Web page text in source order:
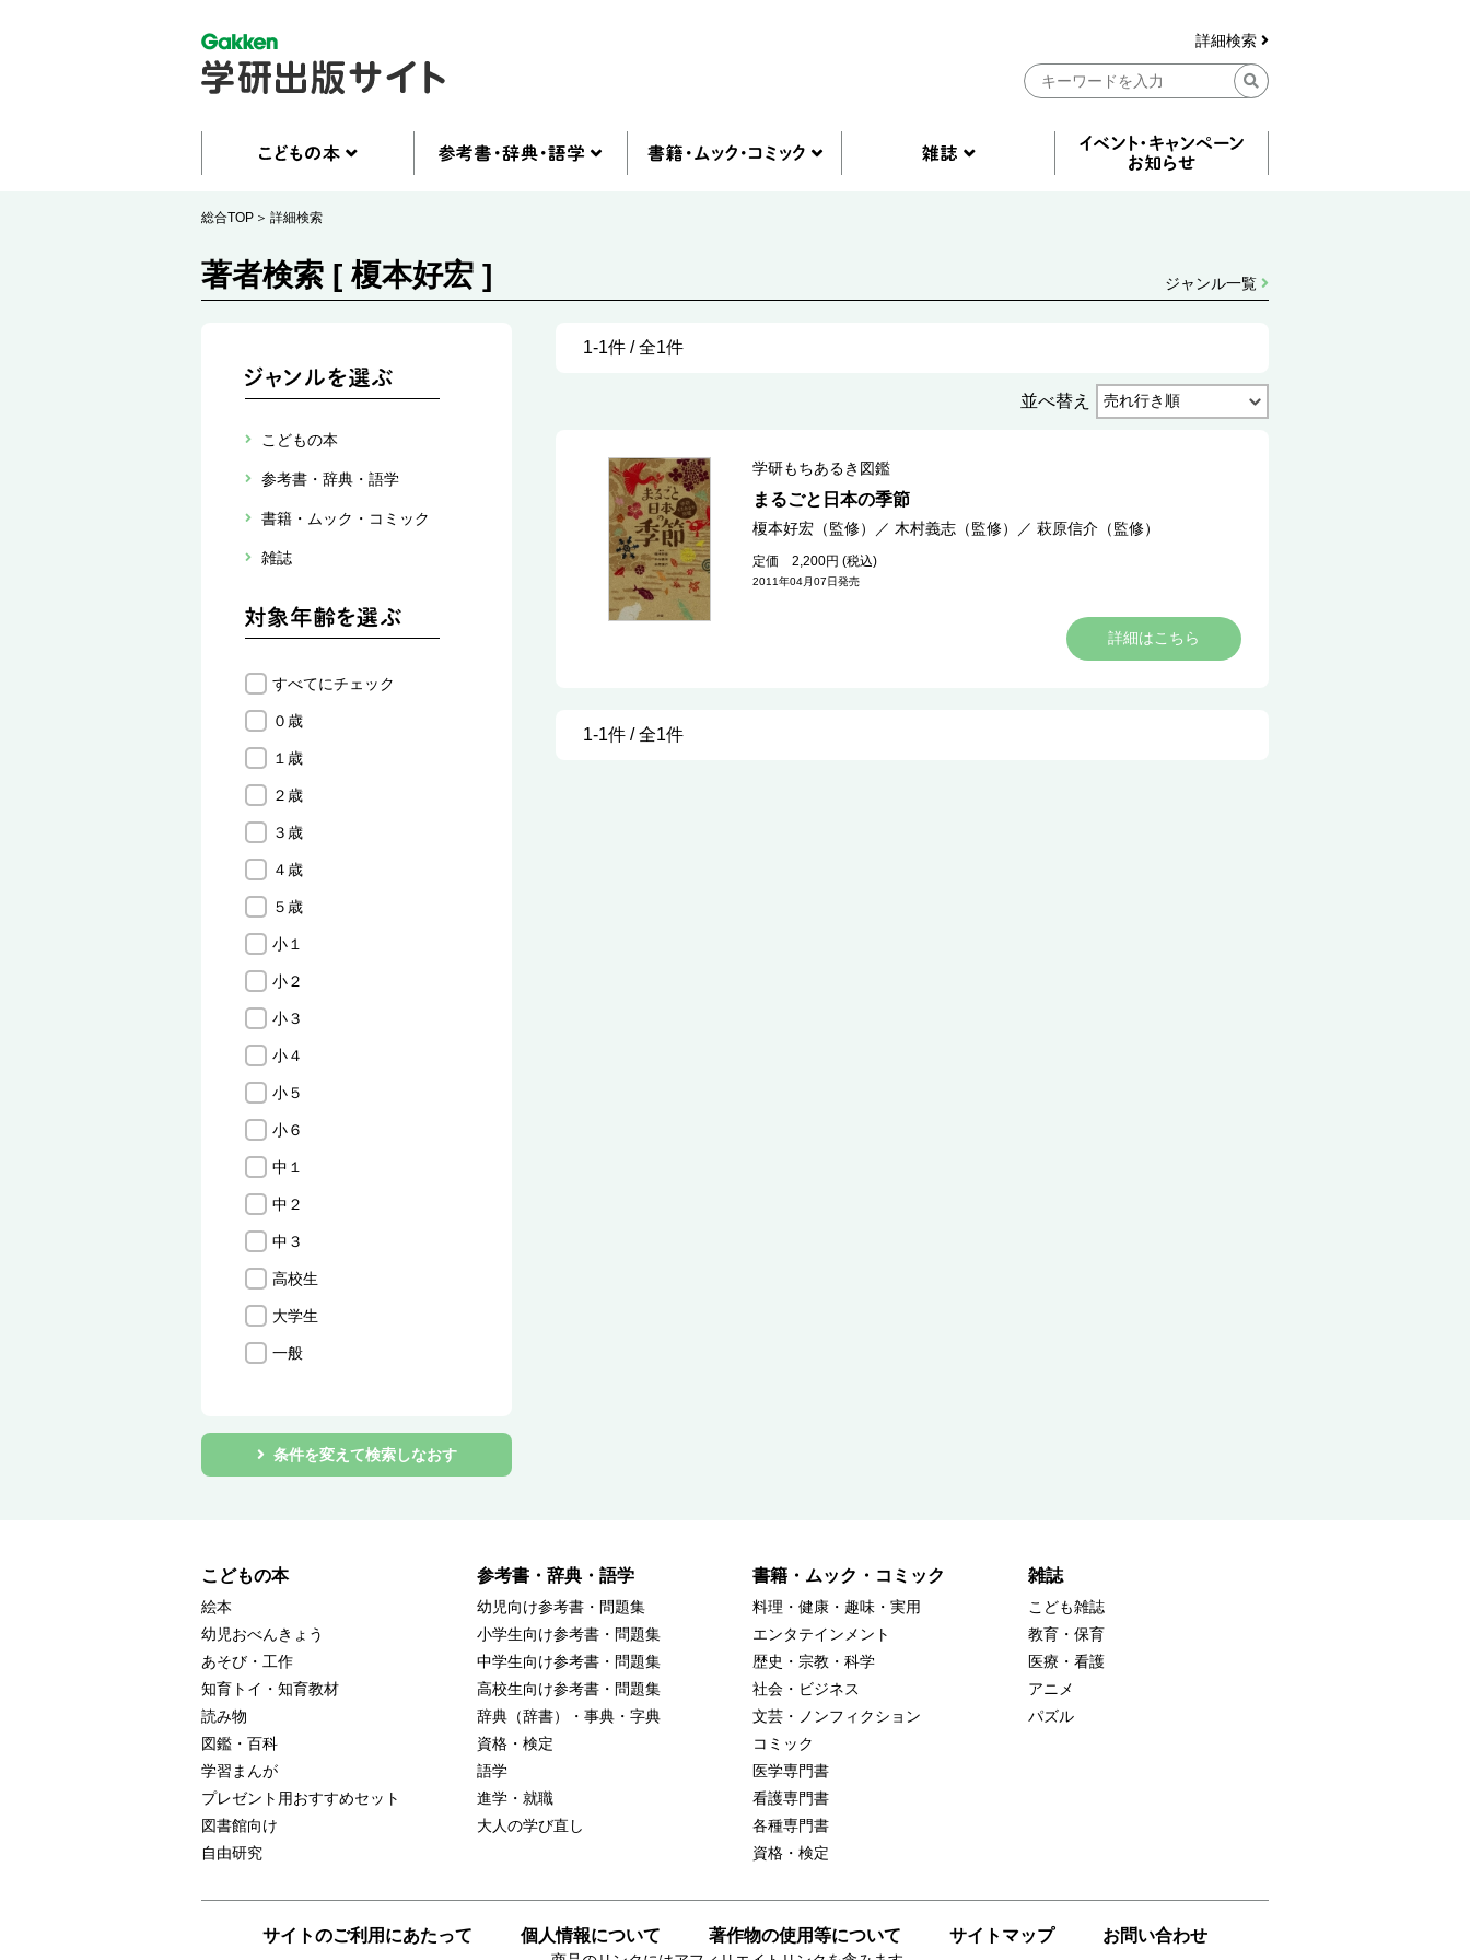
詳細検索
総合TOP 詳細検索
著者検索 [ 榎本好宏 ] ジャンル一覧
こどもの本
参考書・辞典・語学
書籍・ムック・コミック
雑誌
すべてにチェック
０歳
１歳
２歳
３歳
４歳
５歳
小１
小２
小３
小４
小５
小６
中１
中２
中３
高校生
大学生
一般
条件を変えて検索しなおす
1-1件 / 全1件
並べ替え
学研もちあるき図鑑
まるごと日本の季節
榎本好宏（監修） ／ 木村義志（監修） ／ 萩原信介（監修）
定価 2,200円 (税込)
2011年04月07日発売
詳細はこちら
1-1件 / 全1件
こどもの本
絵本
幼児おべんきょう
あそび・工作
知育トイ・知育教材
読み物
図鑑・百科
学習まんが
プレゼント用おすすめセット
図書館向け
自由研究
参考書・辞典・語学
幼児向け参考書・問題集
小学生向け参考書・問題集
中学生向け参考書・問題集
高校生向け参考書・問題集
辞典（辞書）・事典・字典
資格・検定
語学
進学・就職
大人の学び直し
書籍・ムック・コミック
料理・健康・趣味・実用
エンタテインメント
歴史・宗教・科学
社会・ビジネス
文芸・ノンフィクション
コミック
医学専門書
看護専門書
各種専門書
資格・検定
雑誌
こども雑誌
教育・保育
医療・看護
アニメ
パズル
サイトのご利用にあたって 個人情報について 著作物の使用等について サイトマップ お問い合わせ